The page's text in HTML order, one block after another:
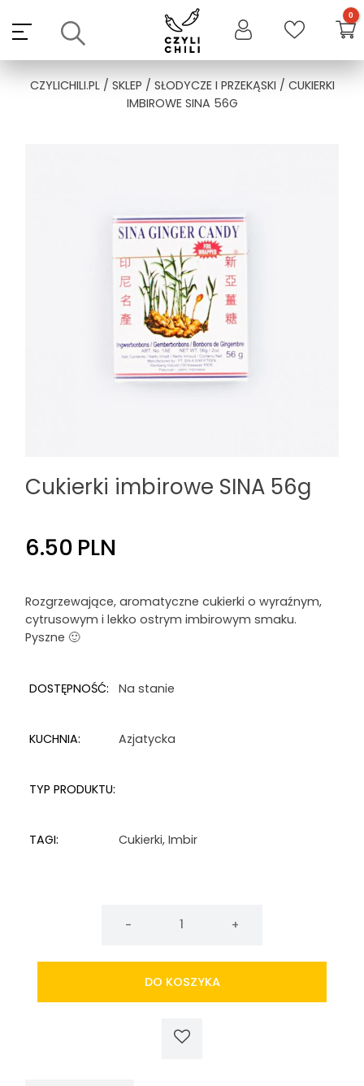
content
CZYLICHILI.PL/ SKLEP / SŁODYCZE I PRZEKĄSKI / CUKIERKI
IMBIROWE SINA 56G
Cukierki imbirowe SINA 56g
6.50 PLN
Rozgrzewające, aromatyczne cukierki o wyraźnym,
cytrusowym i lekko ostrym imbirowym smaku.
Pyszne 🙂
DOSTĘPNOŚĆ: Na stanie
KUCHNIA: Azjatycka
TYP PRODUKTU:
TAGI: Cukierki,Imbir
Cukierki
SINA
DO KOSZYKA